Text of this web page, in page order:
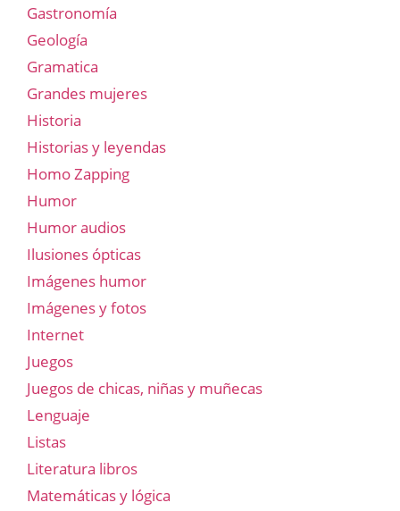
Gastronomía
Geología
Gramatica
Grandes mujeres
Historia
Historias y leyendas
Homo Zapping
Humor
Humor audios
Ilusiones ópticas
Imágenes humor
Imágenes y fotos
Internet
Juegos
Juegos de chicas, niñas y muñecas
Lenguaje
Listas
Literatura libros
Matemáticas y lógica